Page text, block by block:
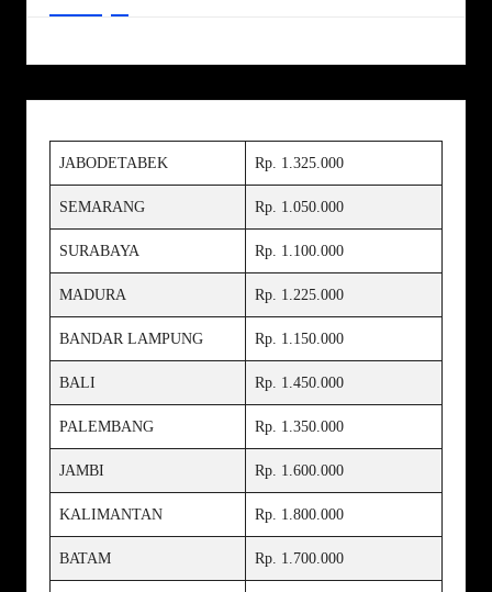
JABODETABEK Rp. 1.325.000
SEMARANG Rp. 1.050.000
SURABAYA Rp. 1.100.000
MADURA Rp. 1.225.000
BANDAR LAMPUNG Rp. 1.150.000
BALI Rp. 1.450.000
PALEMBANG Rp. 1.350.000
JAMBI Rp. 1.600.000
KALIMANTAN Rp. 1.800.000
BATAM Rp. 1.700.000